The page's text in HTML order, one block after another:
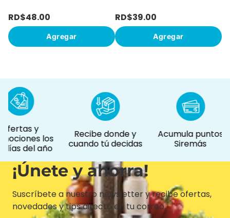
RD$48.00
Agregar
RD$39.00
Agregar
y
los
del año
Recibe donde y
cuando tú decidas
Acumula puntos
Siremás
¡Únete y ahorra!
Suscríbete a nuestro newsletter y recibe ofertas,
novedades y tips directo en tu correo.